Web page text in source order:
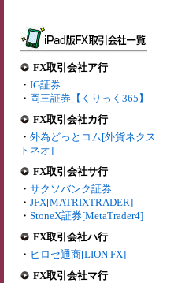
FX取引会社ア行
・ IG証券
・ 岡三証券【くりっく365】
FX取引会社カ行
・ 外為どっとコム[外貨ネクス
トネオ]
FX取引会社サ行
・ サクソバンク証券
・ JFX[MATRIXTRADER]
・ StoneX証券[MetaTrader4]
FX取引会社ハ行
・ ヒロセ通商[LION FX]
FX取引会社マ行